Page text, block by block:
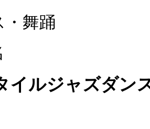
・舞踊
イルジャズダン